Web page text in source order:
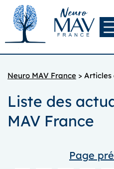
Aller
contenu
Neuro MAV France > Articles
Liste des
MAV France
Page